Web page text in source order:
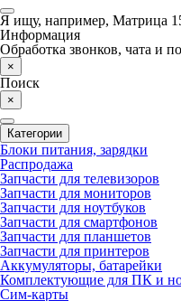
Я ищу, например, Матрица
Информация
Обработка звонков, чата и
×
Поиск
×
Категории
Блоки питания, зарядки
Распродажа
Запчасти для телевизоров
Запчасти для мониторов
Запчасти для ноутбуков
Запчасти для смартфонов
Запчасти для планшетов
Запчасти для принтеров
Аккумуляторы, батарейки
Комплектующие для ПК и
Сим-карты